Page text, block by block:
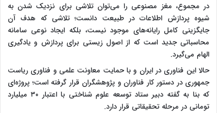
در مجموع، مغز مصنوعی را می‌توان تلاشی برای نزدیک شدن به
شیوه پردازش اطلاعات در طبیعت دانست؛ تلاشی که هدف آن
جایگزینی کامل رایانه‌های موجود نیست، بلکه ایجاد نوعی سامانه
محاسباتی جدید است که از اصول زیستی برای پردازش و یادگیری
الهام می‌گیرد.
حالا این فناوری در ایران و با حمایت معاونت علمی و فناوری ریاست
جمهوری در دستور کار فناوران و پژوهشگران قرار گرفته است؛ پروژه‌ای
که بنا به گفته دبیر ستاد توسعه علوم شناختی با اعتبار ۳۰ میلیارد
تومانی در مرحله تحقیقاتی قرار دارد.